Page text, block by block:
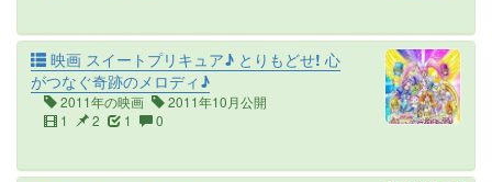
映画 スイートプリキュア♪ とりもどせ! 心
がつなぐ奇跡のメロディ♪
2011年の映画
2011年10月公開
1
2 1 0